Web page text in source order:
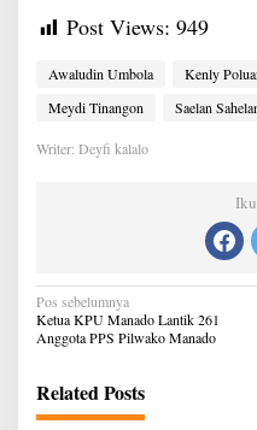
Post Views: 949
Awaludin Umbola Kenly
Meydi Tinangon
Saelan
Writer: Deyfi kalalo
Navigasi
pos
Pos sebelumnya
Ketua KPU Manado Lantik 261
Anggota PPS Pilwako Manado
Related Posts